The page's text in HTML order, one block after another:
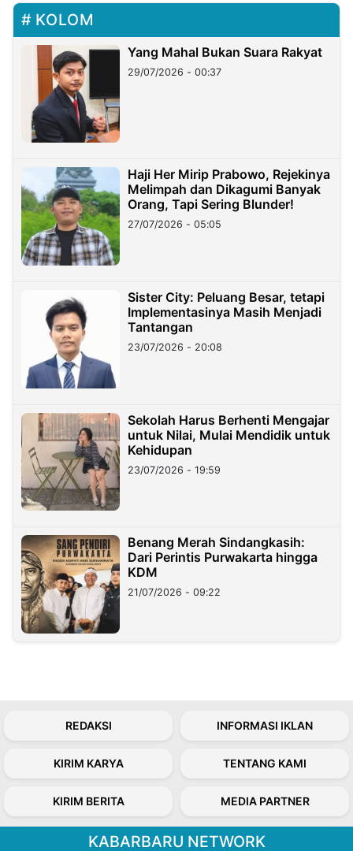
KOLOM
Yang Mahal Bukan Suara Rakyat
29/07/2026 - 00:37
Haji Her Mirip Prabowo, Rejekinya
Melimpah dan Dikagumi Banyak
Orang, Tapi Sering Blunder!
27/07/2026 - 05:05
Sister City: Peluang Besar, tetapi
Implementasinya Masih Menjadi
Tantangan
23/07/2026 - 20:08
Sekolah Harus Berhenti Mengajar
untuk Nilai, Mulai Mendidik untuk
Kehidupan
23/07/2026 - 19:59
Benang Merah Sindangkasih:
Dari Perintis Purwakarta hingga
KDM
21/07/2026 - 09:22
REDAKSI INFORMASI IKLAN
KIRIM KARYA TENTANG KAMI
KIRIM BERITA MEDIA PARTNER
KABARBARU NETWORK